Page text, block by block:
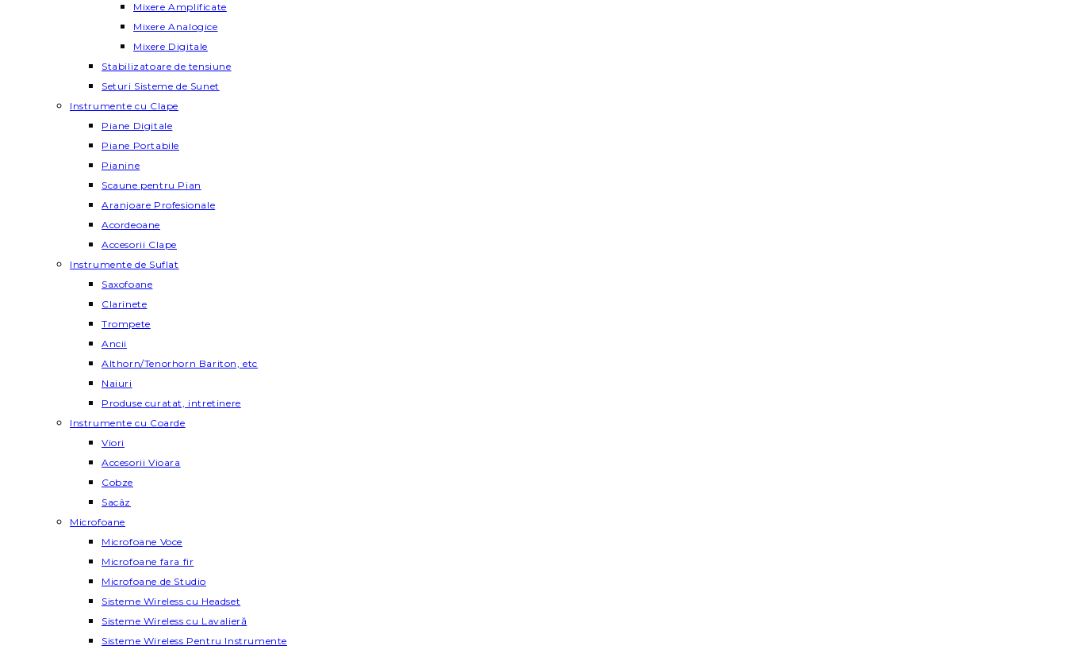
Mixere Amplificate
Mixere Analogice
Mixere Digitale
Stabilizatoare de tensiune
Seturi Sisteme de Sunet
Instrumente cu Clape
Piane Digitale
Piane Portabile
Pianine
Scaune pentru Pian
Aranjoare Profesionale
Acordeoane
Accesorii Clape
Instrumente de Suflat
Saxofoane
Clarinete
Trompete
Ancii
Althorn/Tenorhorn Bariton, etc
Naiuri
Produse curatat, intretinere
Instrumente cu Coarde
Viori
Accesorii Vioara
Cobze
Sacâz
Microfoane
Microfoane Voce
Microfoane fara fir
Microfoane de Studio
Sisteme Wireless cu Headset
Sisteme Wireless cu Lavalieră
Sisteme Wireless Pentru Instrumente